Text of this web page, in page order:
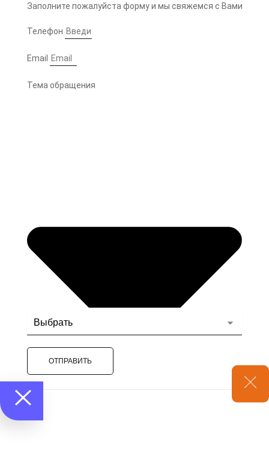
Заполните пожалуйста форму и мы свяжемся с Вами
Телефон
Email
Тема обращения
ОТПРАВИТЬ